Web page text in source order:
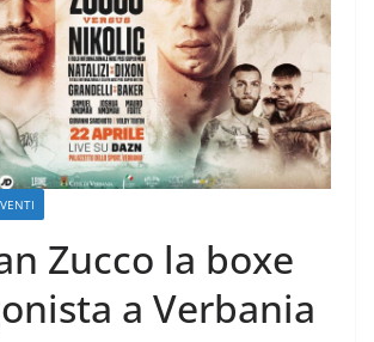
Zucco la boxe
a Verbania